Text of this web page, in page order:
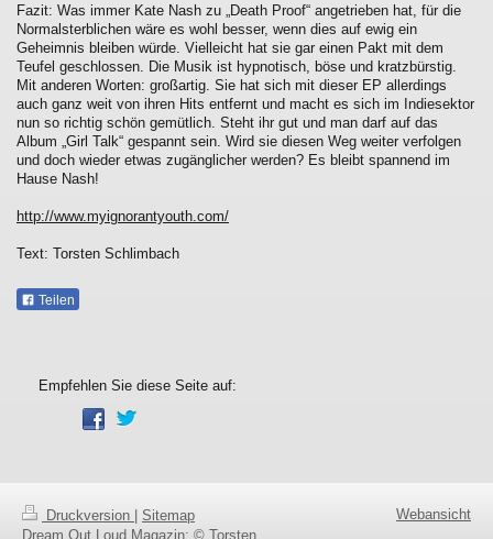
Fazit: Was immer Kate Nash zu „Death Proof“ angetrieben hat, für die
Normalsterblichen wäre es wohl besser, wenn dies auf ewig ein
Geheimnis bleiben würde. Vielleicht hat sie gar einen Pakt mit dem
Teufel geschlossen. Die Musik ist hypnotisch, böse und kratzbürstig.
Mit anderen Worten: großartig. Sie hat sich mit dieser EP allerdings
auch ganz weit von ihren Hits entfernt und macht es sich im Indiesektor
nun so richtig schön gemütlich. Steht ihr gut und man darf auf das
Album „Girl Talk“ gespannt sein. Wird sie diesen Weg weiter verfolgen
und doch wieder etwas zugänglicher werden? Es bleibt spannend im
Hause Nash!
http://www.myignorantyouth.com/
Text: Torsten Schlimbach
Teilen
Empfehlen Sie diese Seite auf:
Druckversion
Sitemap
Dream Out Loud Magazin: © Torsten
Webansicht